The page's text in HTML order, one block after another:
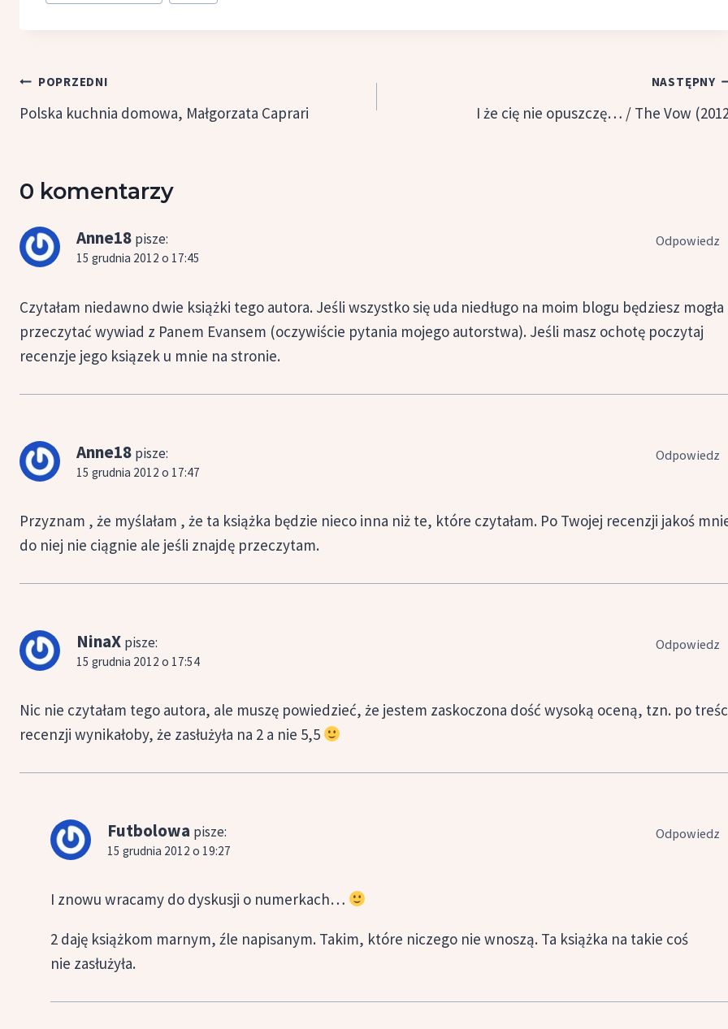
Nawigacja
wpisu
POPRZEDNI
Polska kuchnia domowa, Małgorzata Caprari
NASTĘPNY
I że cię nie opuszczę… / The Vow
0 komentarzy
Anne18 pisze:
15 grudnia 2012 o 17:45
Czytałam niedawno dwie książki tego autora. Jeśli wszystko się uda niedługo na moim blogu będziesz mogła
przeczytać wywiad z Panem Evansem (oczywiście pytania mojego autorstwa). Jeśli masz ochotę poczytaj
recenzje jego ksiązek u mnie na stronie.
Odpowiedz
Anne18 pisze:
15 grudnia 2012 o 17:47
Przyznam , że myślałam , że ta książka będzie nieco inna niż te, które czytałam. Po Twojej recenzji jakoś
do niej nie ciągnie ale jeśli znajdę przeczytam.
Odpowiedz
NinaX pisze:
15 grudnia 2012 o 17:54
Nic nie czytałam tego autora, ale muszę powiedzieć, że jestem zaskoczona dość wysoką oceną, tzn. po
recenzji wynikałoby, że zasłużyła na 2 a nie 5,5
Odpowiedz
Futbolowa pisze:
15 grudnia 2012 o 19:27
I znowu wracamy do dyskusji o numerkach…
2 daję książkom marnym, źle napisanym. Takim, które niczego nie wnoszą. Ta książka na takie coś
nie zasłużyła.
Odpowiedz